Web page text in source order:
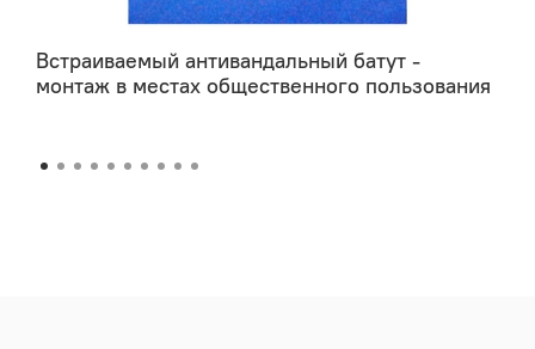
Встраиваемый антивандальный батут -
монтаж в местах общественного пользования